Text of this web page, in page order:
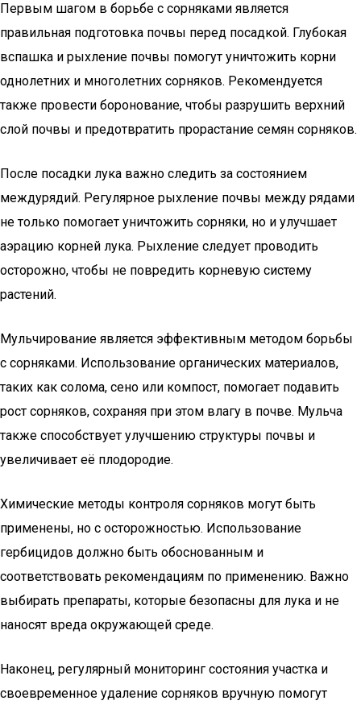
Первым шагом в борьбе с сорняками является
правильная подготовка почвы перед посадкой. Глубокая
вспашка и рыхление почвы помогут уничтожить корни
однолетних и многолетних сорняков. Рекомендуется
также провести боронование, чтобы разрушить верхний
слой почвы и предотвратить прорастание семян сорняков.
После посадки лука важно следить за состоянием
междурядий. Регулярное рыхление почвы между рядами
не только помогает уничтожить сорняки, но и улучшает
аэрацию корней лука. Рыхление следует проводить
осторожно, чтобы не повредить корневую систему
растений.
Мульчирование является эффективным методом борьбы
с сорняками. Использование органических материалов,
таких как солома, сено или компост, помогает подавить
рост сорняков, сохраняя при этом влагу в почве. Мульча
также способствует улучшению структуры почвы и
увеличивает её плодородие.
Химические методы контроля сорняков могут быть
применены, но с осторожностью. Использование
гербицидов должно быть обоснованным и
соответствовать рекомендациям по применению. Важно
выбирать препараты, которые безопасны для лука и не
наносят вреда окружающей среде.
Наконец, регулярный мониторинг состояния участка и
своевременное удаление сорняков вручную помогут